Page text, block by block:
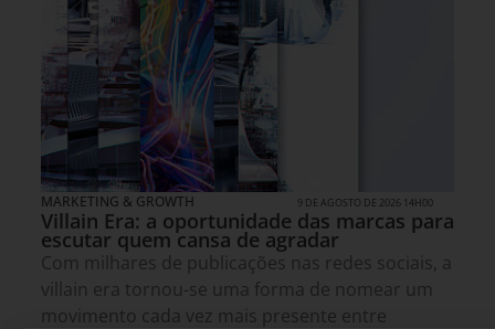
MARKETING & GROWTH 9 DE AGOSTO DE 2026 14H00
Villain Era: a oportunidade das marcas para
escutar quem cansa de agradar
Com milhares de publicações nas redes sociais, a
villain era tornou-se uma forma de nomear um
movimento cada vez mais presente entre